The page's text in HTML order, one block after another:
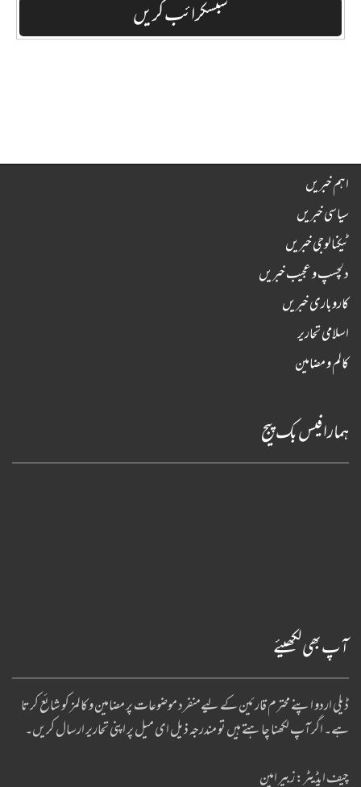
اہم خبریں
سیاسی خبریں
ٹیکنالوجی خبریں
دلچسپ و عجیب خبریں
کاروباری خبریں
اسلامی تحاریر
کالم و مضامین
ہمارا فیس بک پیج
آپ بھی لکھیئے
ڈیلی اردو اپنے محترم قارئین کے لیےمنفرد موضوعات پر مضامین و کالمز کو شائع کرتا
ہے۔ اگر آپ لکھنا چا ہتے ہیں تو مندرجہ ذیل ای میل پر اپنی تحاریر ارسال کریں۔
چیف ایڈیٹر: زبیر امین